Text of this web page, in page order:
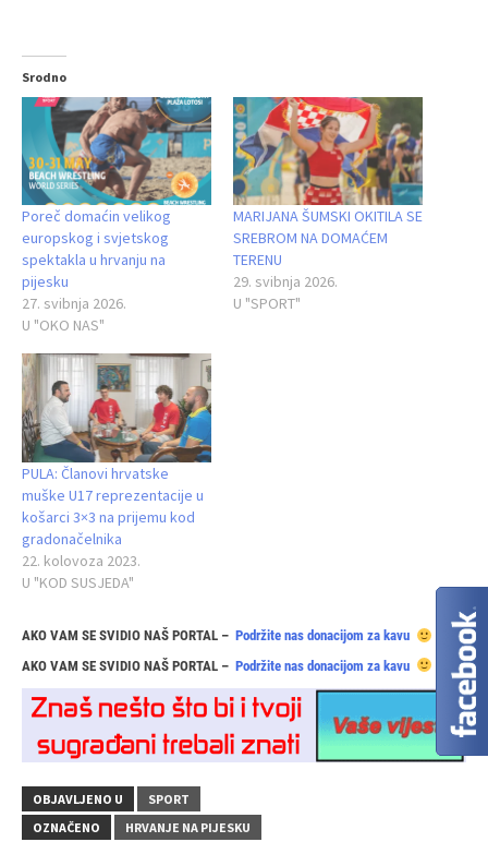
Srodno
Poreč domaćin velikog
europskog i svjetskog
spektakla u hrvanju na
pijesku
27. svibnja 2026.
U "OKO NAS"
MARIJANA ŠUMSKI OKITILA SE
SREBROM NA DOMAĆEM
TERENU
29. svibnja 2026.
U "SPORT"
PULA: Članovi hrvatske
muške U17 reprezentacije u
košarci 3×3 na prijemu kod
gradonačelnika
22. kolovoza 2023.
U "KOD SUSJEDA"
AKO VAM SE SVIDIO NAŠ PORTAL – Podržite nas donacijom za kavu
AKO VAM SE SVIDIO NAŠ PORTAL – Podržite nas donacijom za kavu
OBJAVLJENO U
SPORT
OZNAČENO
HRVANJE NA PIJESKU